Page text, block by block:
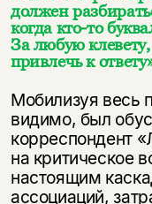
должен
когда кто-то
За любую
привлечь к
Мобилизуя весь
видимо, был
корреспондент
на критическое
настоящим
ассоциаций,